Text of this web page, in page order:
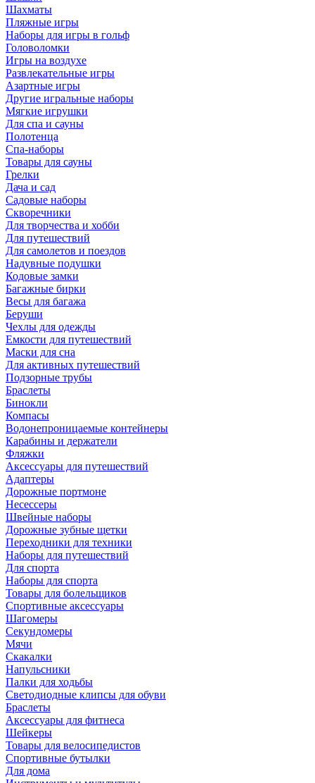
Шахматы
Пляжные игры
Наборы для игры в гольф
Головоломки
Игры на воздухе
Развлекательные игры
Азартные игры
Другие игральные наборы
Мягкие игрушки
Для спа и сауны
Полотенца
Спа-наборы
Товары для сауны
Грелки
Дача и сад
Садовые наборы
Скворечники
Для творчества и хобби
Для путешествий
Для самолетов и поездов
Надувные подушки
Кодовые замки
Багажные бирки
Весы для багажа
Беруши
Чехлы для одежды
Емкости для путешествий
Маски для сна
Для активных путешествий
Подзорные трубы
Браслеты
Бинокли
Компасы
Водонепроницаемые контейнеры
Карабины и держатели
Фляжки
Аксессуары для путешествий
Адаптеры
Дорожные портмоне
Несессеры
Швейные наборы
Дорожные зубные щетки
Переходники для техники
Наборы для путешествий
Для спорта
Наборы для спорта
Товары для болельщиков
Спортивные аксессуары
Шагомеры
Секундомеры
Мячи
Скакалки
Напульсники
Палки для ходьбы
Светодиодные клипсы для обуви
Браслеты
Аксессуары для фитнеса
Шейкеры
Товары для велосипедистов
Спортивные бутылки
Для дома